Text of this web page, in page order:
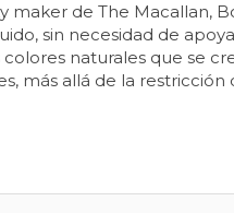
maker de The
sin necesidad de
naturales que se
más allá de la restricción